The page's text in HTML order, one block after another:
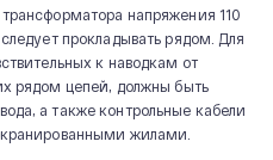
напряжения 110
прокладывать рядом. Для
к наводкам от
рядом цепей, должны быть
а также контрольные кабели
жилами.